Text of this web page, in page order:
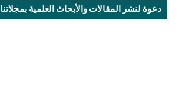
دعوة لنشر المقالات والأبحاث العلمية بمجلاتنا